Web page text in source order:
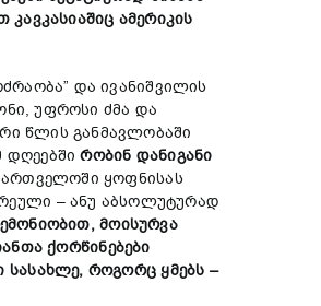
კავკასიაშიც ამერიკის
და ივანიშვილის
უფროსი ძმა და
წლის განმავლობაში
დღეებშირობინ დანიგანი
ყოფნისას
– ანუ აბსოლუტურად
ბით,მოისურვა
ქორწინებები
სასახლე, როგორცყმებს –